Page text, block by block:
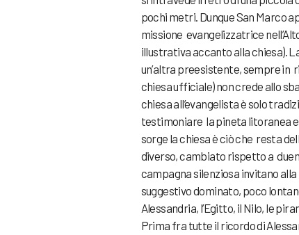
pochi metri. Dunque San Marco
missione evangelizzatrice
illustrativa accanto alla chiesa).
un’altra preesistente, sempre in
chiesa ufficiale) non crede allo
chiesa all’evangelista è solo
testimoniare la pineta litoranea
sorge la chiesa è ciò che resta
diverso, cambiato rispetto a
campagna silenziosa invitano
suggestivo dominato, poco
Alessandria, l’Egitto, il Nilo, le
Prima fra tutte il ricordo di